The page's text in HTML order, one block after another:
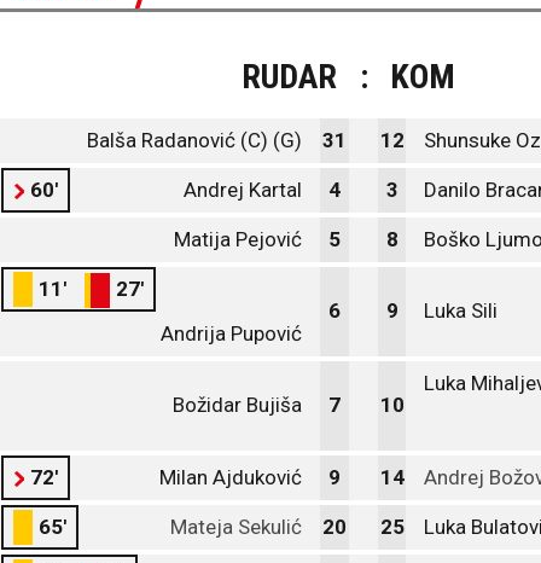
RUDAR : KOM
Balša Radanović (C) (G) 31 12 Shunsuke
60' Andrej Kartal 4 3 Danilo
Matija Pejović 5 8 Boško
11'
27'
Andrija Pupović
6 9 Luka Sili
Božidar Bujiša 7 10
Luka
72' Milan Ajduković 9 14 Andrej
65' Mateja Sekulić 20 25 Luka